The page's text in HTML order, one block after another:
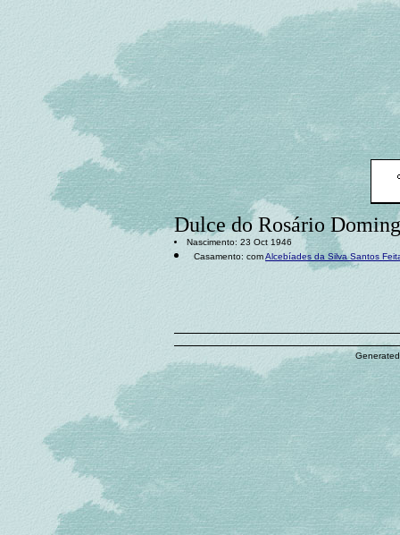
Dulce do Rosário
Nascimento: 23 Oct 1946
Casamento: comAlcebíades da Silva Santos